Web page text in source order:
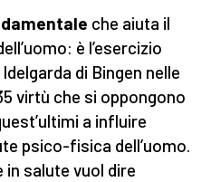
che aiuta il
è l’esercizio
di Bingen nelle
virtù che si oppongono
a influire
psico-fisica dell’uomo.
salute vuol dire